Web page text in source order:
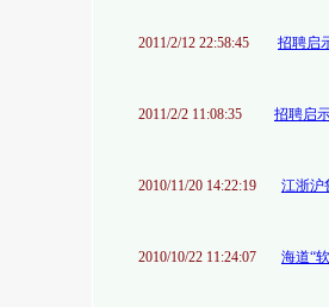
2011/2/12 22:58:45 招聘启
2011/2/2 11:08:35 招聘启
2010/11/20 14:22:19 江浙沪
2010/10/22 11:24:07 海道“